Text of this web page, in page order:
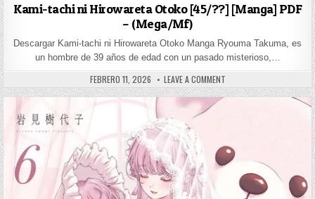
Kami-tachi ni Hirowareta Otoko [45/??] [Manga] PDF
– (Mega/Mf)
Descargar Kami-tachi ni Hirowareta Otoko Manga Ryouma Takuma, es
un hombre de 39 años de edad con un pasado misterioso,…
PUBLISHED DATE:
FEBRERO 11, 2026 LEAVE A COMMENTON KAMI-TACHI NI